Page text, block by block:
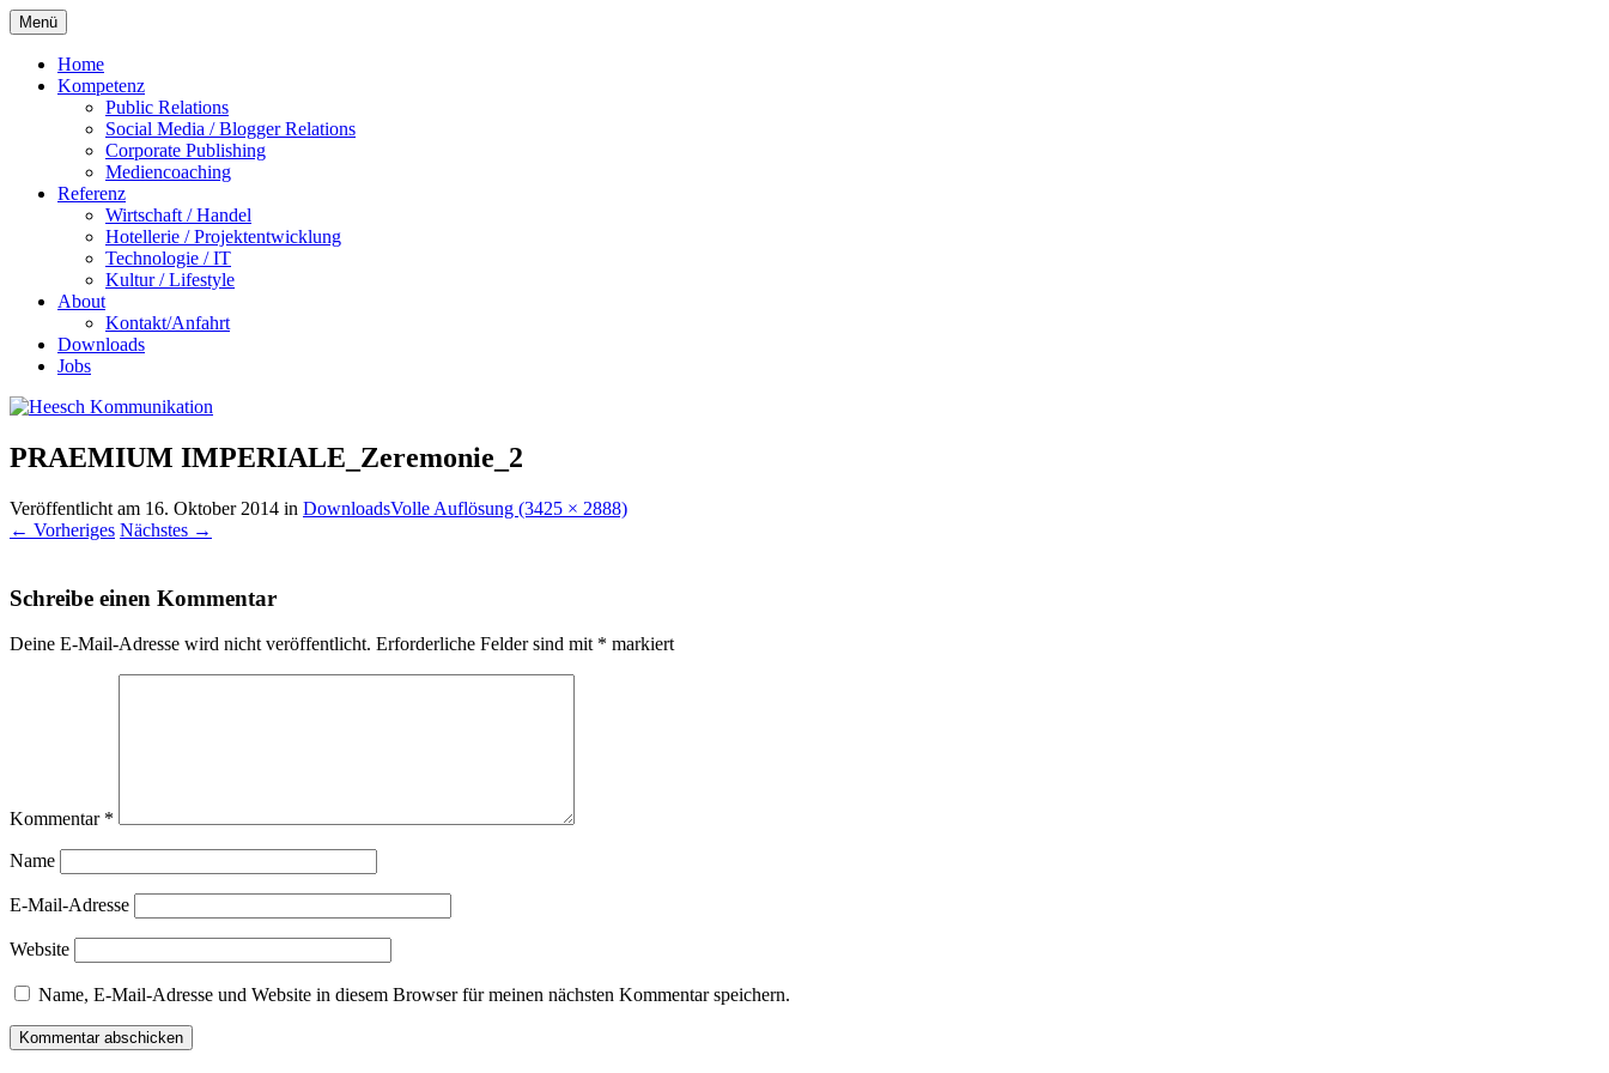
Menü Zum
Inhalt
springen
Home
Kompetenz
Public Relations
Social Media / Blogger Relations
Corporate Publishing
Mediencoaching
Referenz
Wirtschaft / Handel
Hotellerie / Projektentwicklung
Technologie / IT
Kultur / Lifestyle
About
Kontakt/Anfahrt
Downloads
Jobs
PRAEMIUM IMPERIALE_Zeremonie_2
Veröffentlicht am 16. Oktober 2014 in DownloadsVolle Auflösung (3425 × 2888)
← Vorheriges Nächstes →
Schreibe einen Kommentar
Deine E-Mail-Adresse wird nicht veröffentlicht. Erforderliche Felder sind mit * markiert
Kommentar *
Name
E-Mail-Adresse
Website
Name, E-Mail-Adresse und Website in diesem Browser für meinen nächsten Kommentar speichern.